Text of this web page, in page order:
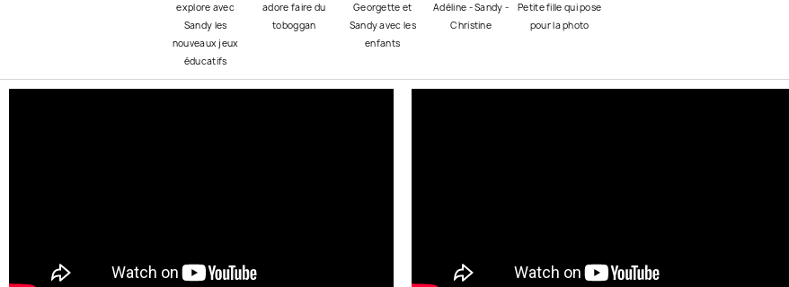
explore avec
Sandy les
nouveaux jeux
éducatifs
adore faire du
toboggan
Georgette et
Sandy avec les
enfants
Adéline - Sandy -
Christine
Petite fille qui pose
pour la photo